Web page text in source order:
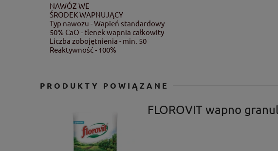
NAWÓZ WE
ŚRODEK WAPNUJĄCY
Typ nawozu - Wapień standardowy
50% CaO - tlenek wapnia całkowity
Liczba zobojętnienia - min. 50
Reaktywność - 100%
PRODUKTY POWIĄZANE
FLOROVIT wapno